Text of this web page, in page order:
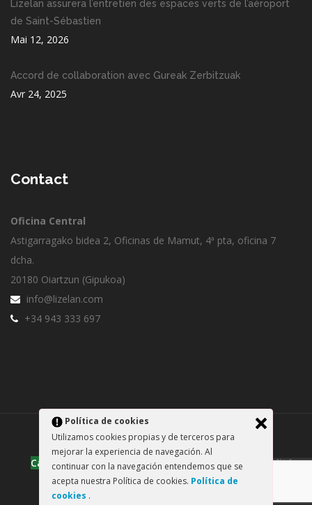
Lizelan assurera l’entretien des espaces verts de l’aéroport
de Saint-Sébastien
Mai 12, 2026
Accord de collaboration avec Gureak Zerbitzuak
Avr 24, 2025
Contact
Oficina Central
Astigarragako bidea 2, Oficinas de Mamut, 4ª pta, oficina 7
dcha.
20180 Oiartzun (Gipukoa)
info@lizelan.com
+34 943 333 697
Lizelan S.L. @ 2025
Canal des dénonciations
Politique de confidentialité
Politique de cookies
Política de cookies
Utilizamos cookies propias y de terceros para
mejorar la experiencia de navegación. Al
continuar con la navegación entendemos que se
acepta nuestra Política de cookies. Política de
cookies .